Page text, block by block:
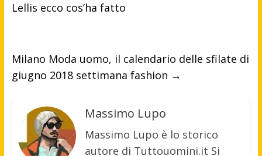
Lellis ecco cos’ha fatto
Milano Moda uomo, il calendario delle sfilate di
giugno 2018 settimana fashion →
Massimo Lupo
Massimo Lupo è lo storico
autore di Tuttouomini.it Si